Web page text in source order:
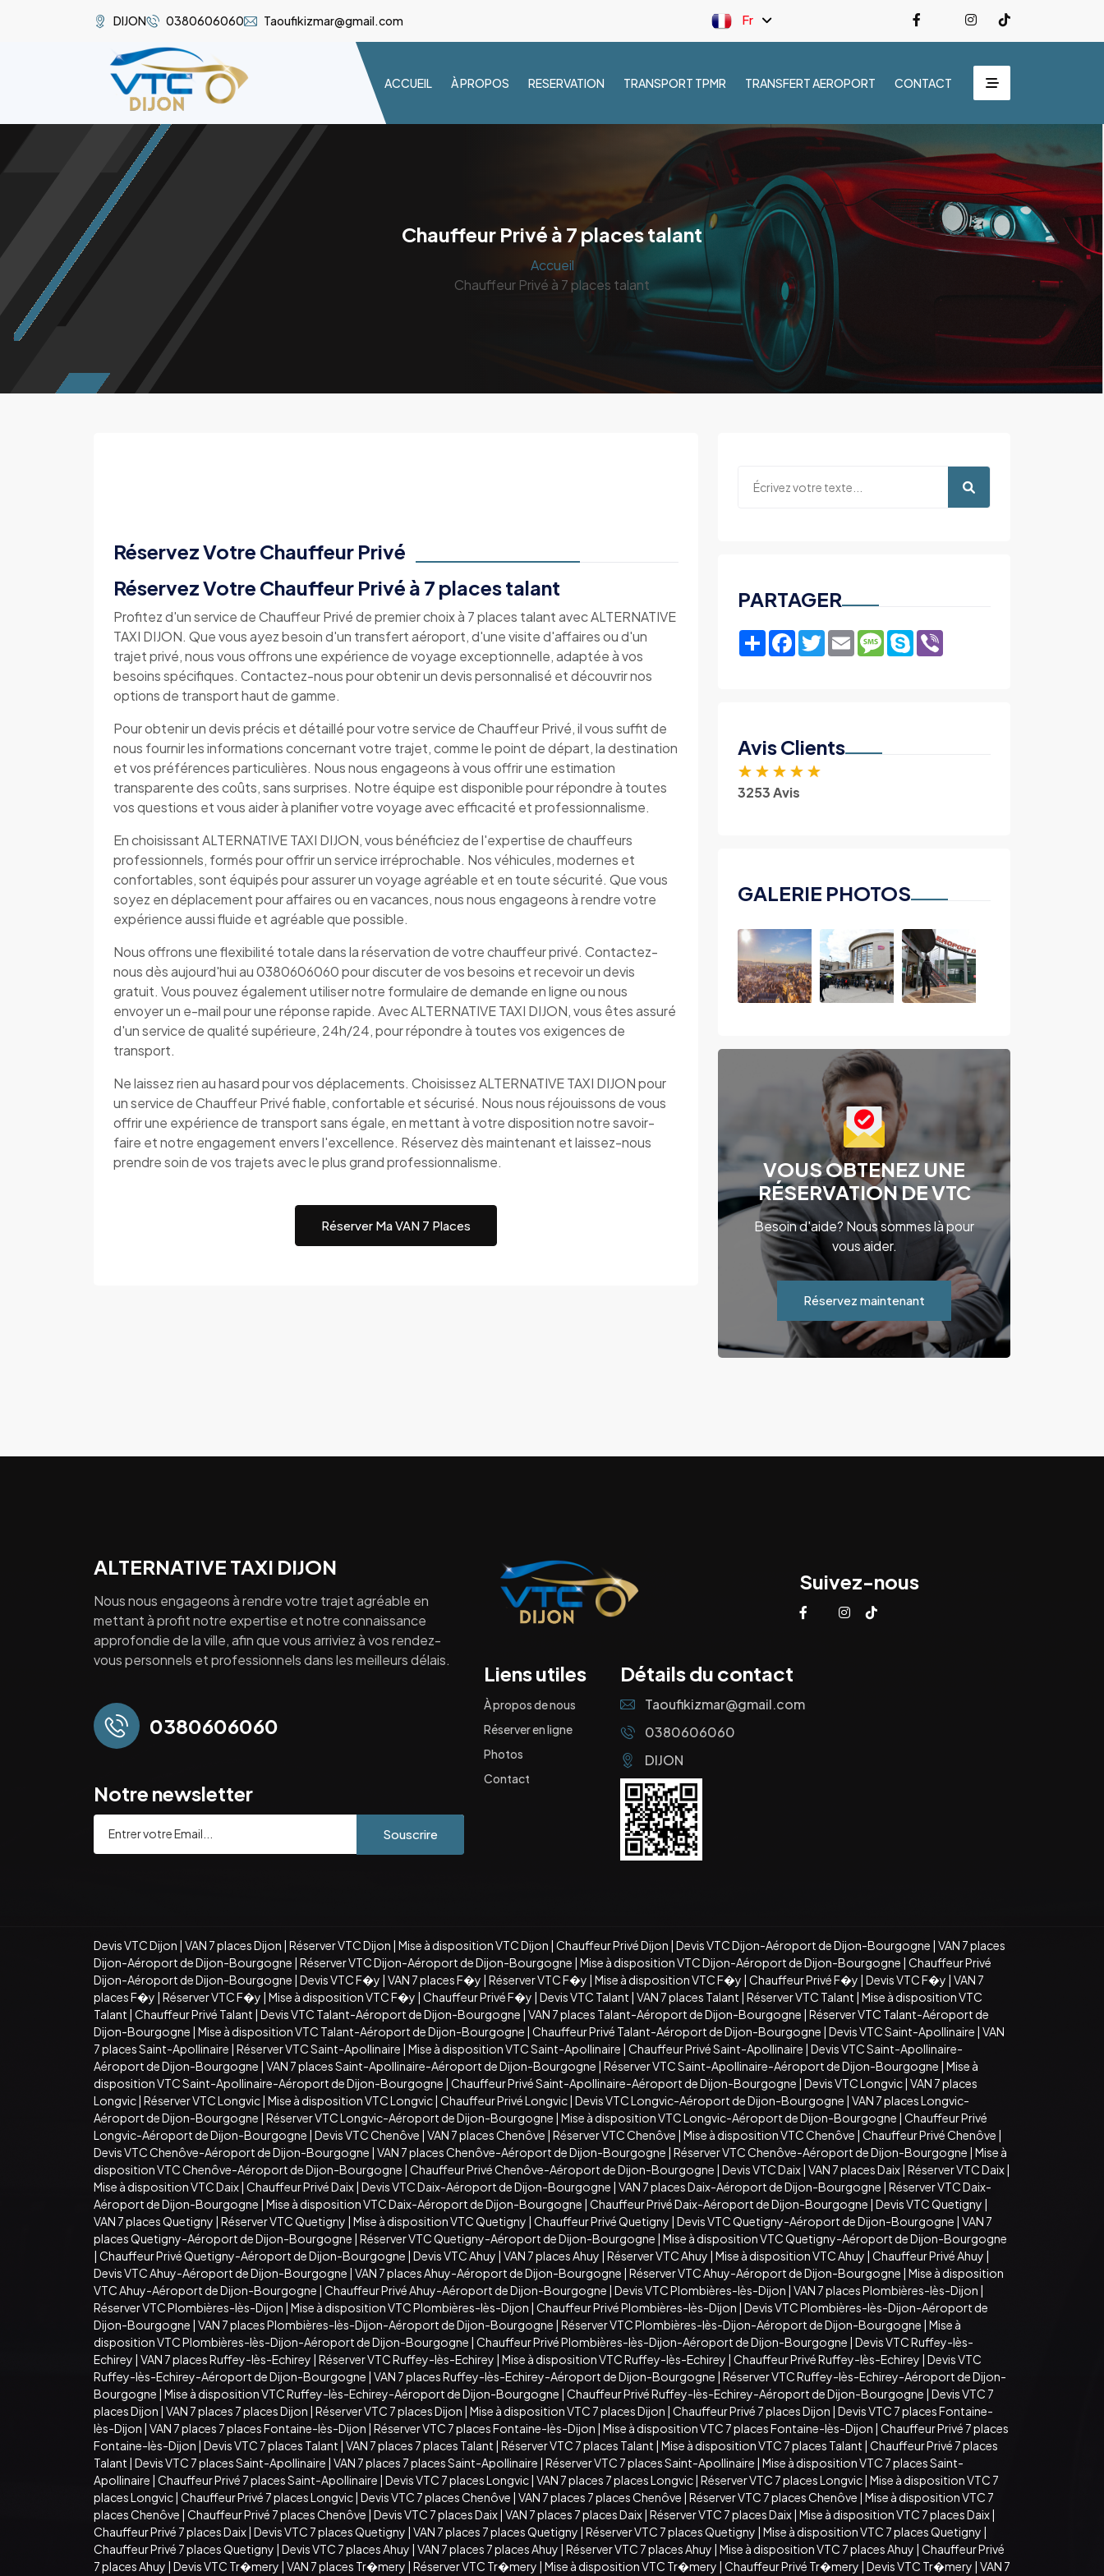
DIJON 0380606060 Taoufikizmar@gmail.com Fr
ACCUEIL À PROPOS RESERVATION TRANSPORT TPMR TRANSFERT AEROPORT CONTACT
Chauffeur Privé à 7 places talant
Accueil
Chauffeur Privé à 7 places talant
Réservez Votre Chauffeur Privé
Réservez Votre Chauffeur Privé à 7 places talant
Profitez d'un service de Chauffeur Privé de premier choix à 7 places talant avec ALTERNATIVE
TAXI DIJON. Que vous ayez besoin d'un transfert aéroport, d'une visite d'affaires ou d'un
trajet privé, nous vous offrons une expérience de voyage exceptionnelle, adaptée à vos
besoins spécifiques. Contactez-nous pour obtenir un devis personnalisé et découvrir nos
options de transport haut de gamme.
Pour obtenir un devis précis et détaillé pour votre service de Chauffeur Privé, il vous suffit de
nous fournir les informations concernant votre trajet, comme le point de départ, la destination
et vos préférences particulières. Nous nous engageons à vous offrir une estimation
transparente des coûts, sans surprises. Notre équipe est disponible pour répondre à toutes
vos questions et vous aider à planifier votre voyage avec efficacité et professionnalisme.
En choisissant ALTERNATIVE TAXI DIJON, vous bénéficiez de l'expertise de chauffeurs
professionnels, formés pour offrir un service irréprochable. Nos véhicules, modernes et
confortables, sont équipés pour assurer un voyage agréable et en toute sécurité. Que vous
soyez en déplacement pour affaires ou en vacances, nous nous engageons à rendre votre
expérience aussi fluide et agréable que possible.
Nous offrons une flexibilité totale dans la réservation de votre chauffeur privé. Contactez-
nous dès aujourd'hui au 0380606060 pour discuter de vos besoins et recevoir un devis
gratuit. Vous pouvez également utiliser notre formulaire de demande en ligne ou nous
envoyer un e-mail pour une réponse rapide. Avec ALTERNATIVE TAXI DIJON, vous êtes assuré
d'un service de qualité supérieure, 24h/24, pour répondre à toutes vos exigences de
transport.
Ne laissez rien au hasard pour vos déplacements. Choisissez ALTERNATIVE TAXI DIJON pour
un service de Chauffeur Privé fiable, confortable et sécurisé. Nous nous réjouissons de vous
offrir une expérience de transport sans égale, en mettant à votre disposition notre savoir-
faire et notre engagement envers l'excellence. Réservez dès maintenant et laissez-nous
prendre soin de vos trajets avec le plus grand professionnalisme.
Réserver Ma VAN 7 Places
PARTAGER
ShareFacebook
TwitterEmailMessage
Skype
Avis Clients
★ ★ ★ ★ ★
3253 Avis
GALERIE PHOTOS
VOUS OBTENEZ UNE
RÉSERVATION DE VTC
Besoin d'aide? Nous sommes là pour
vous aider.
Réservez maintenant
ALTERNATIVE TAXI DIJON
Nous nous engageons à rendre votre trajet agréable en
mettant à profit notre expertise et notre connaissance
approfondie de la ville, afin que vous arriviez à vos rendez-
vous personnels et professionnels dans les meilleurs délais.
0380606060
Notre newsletter
Souscrire
Suivez-nous
Liens utiles
À propos de nous
Réserver en ligne
Photos
Contact
Détails du contact
Taoufikizmar@gmail.com
0380606060
DIJON
Devis VTC Dijon | VAN 7 places Dijon | Réserver VTC Dijon | Mise à disposition VTC Dijon | Chauffeur Privé Dijon | Devis VTC Dijon-Aéroport de Dijon-Bourgogne | VAN 7 places
Dijon-Aéroport de Dijon-Bourgogne | Réserver VTC Dijon-Aéroport de Dijon-Bourgogne | Mise à disposition VTC Dijon-Aéroport de Dijon-Bourgogne | Chauffeur Privé
Dijon-Aéroport de Dijon-Bourgogne | Devis VTC F�y | VAN 7 places F�y | Réserver VTC F�y | Mise à disposition VTC F�y | Chauffeur Privé F�y | Devis VTC F�y | VAN 7
places F�y | Réserver VTC F�y | Mise à disposition VTC F�y | Chauffeur Privé F�y | Devis VTC Talant | VAN 7 places Talant | Réserver VTC Talant | Mise à disposition VTC
Talant | Chauffeur Privé Talant | Devis VTC Talant-Aéroport de Dijon-Bourgogne | VAN 7 places Talant-Aéroport de Dijon-Bourgogne | Réserver VTC Talant-Aéroport de
Dijon-Bourgogne | Mise à disposition VTC Talant-Aéroport de Dijon-Bourgogne | Chauffeur Privé Talant-Aéroport de Dijon-Bourgogne | Devis VTC Saint-Apollinaire | VAN
7 places Saint-Apollinaire | Réserver VTC Saint-Apollinaire | Mise à disposition VTC Saint-Apollinaire | Chauffeur Privé Saint-Apollinaire | Devis VTC Saint-Apollinaire-
Aéroport de Dijon-Bourgogne | VAN 7 places Saint-Apollinaire-Aéroport de Dijon-Bourgogne | Réserver VTC Saint-Apollinaire-Aéroport de Dijon-Bourgogne | Mise à
disposition VTC Saint-Apollinaire-Aéroport de Dijon-Bourgogne | Chauffeur Privé Saint-Apollinaire-Aéroport de Dijon-Bourgogne | Devis VTC Longvic| VAN 7 places
Longvic| Réserver VTC Longvic| Mise à disposition VTC Longvic| Chauffeur Privé Longvic| Devis VTC Longvic-Aéroport de Dijon-Bourgogne | VAN 7 places Longvic-
Aéroport de Dijon-Bourgogne | Réserver VTC Longvic-Aéroport de Dijon-Bourgogne | Mise à disposition VTC Longvic-Aéroport de Dijon-Bourgogne | Chauffeur Privé
Longvic-Aéroport de Dijon-Bourgogne | Devis VTC Chenôve | VAN 7 places Chenôve | Réserver VTC Chenôve | Mise à disposition VTC Chenôve | Chauffeur Privé Chenôve |
Devis VTC Chenôve-Aéroport de Dijon-Bourgogne | VAN 7 places Chenôve-Aéroport de Dijon-Bourgogne | Réserver VTC Chenôve-Aéroport de Dijon-Bourgogne | Mise à
disposition VTC Chenôve-Aéroport de Dijon-Bourgogne | Chauffeur Privé Chenôve-Aéroport de Dijon-Bourgogne | Devis VTC Daix| VAN 7 places Daix| Réserver VTC Daix|
Mise à disposition VTC Daix| Chauffeur Privé Daix| Devis VTC Daix-Aéroport de Dijon-Bourgogne | VAN 7 places Daix-Aéroport de Dijon-Bourgogne | Réserver VTC Daix-
Aéroport de Dijon-Bourgogne | Mise à disposition VTC Daix-Aéroport de Dijon-Bourgogne | Chauffeur Privé Daix-Aéroport de Dijon-Bourgogne | Devis VTC Quetigny |
VAN 7 places Quetigny | Réserver VTC Quetigny | Mise à disposition VTC Quetigny | Chauffeur Privé Quetigny | Devis VTC Quetigny-Aéroport de Dijon-Bourgogne | VAN 7
places Quetigny-Aéroport de Dijon-Bourgogne | Réserver VTC Quetigny-Aéroport de Dijon-Bourgogne | Mise à disposition VTC Quetigny-Aéroport de Dijon-Bourgogne
| Chauffeur Privé Quetigny-Aéroport de Dijon-Bourgogne | Devis VTC Ahuy | VAN 7 places Ahuy | Réserver VTC Ahuy | Mise à disposition VTC Ahuy | Chauffeur Privé Ahuy |
Devis VTC Ahuy-Aéroport de Dijon-Bourgogne | VAN 7 places Ahuy-Aéroport de Dijon-Bourgogne | Réserver VTC Ahuy-Aéroport de Dijon-Bourgogne | Mise à disposition
VTC Ahuy-Aéroport de Dijon-Bourgogne | Chauffeur Privé Ahuy-Aéroport de Dijon-Bourgogne | Devis VTC Plombières-lès-Dijon | VAN 7 places Plombières-lès-Dijon |
Réserver VTC Plombières-lès-Dijon | Mise à disposition VTC Plombières-lès-Dijon | Chauffeur Privé Plombières-lès-Dijon | Devis VTC Plombières-lès-Dijon-Aéroport de
Dijon-Bourgogne | VAN 7 places Plombières-lès-Dijon-Aéroport de Dijon-Bourgogne | Réserver VTC Plombières-lès-Dijon-Aéroport de Dijon-Bourgogne | Mise à
disposition VTC Plombières-lès-Dijon-Aéroport de Dijon-Bourgogne | Chauffeur Privé Plombières-lès-Dijon-Aéroport de Dijon-Bourgogne | Devis VTC Ruffey-lès-
Echirey | VAN 7 places Ruffey-lès-Echirey | Réserver VTC Ruffey-lès-Echirey | Mise à disposition VTC Ruffey-lès-Echirey | Chauffeur Privé Ruffey-lès-Echirey | Devis VTC
Ruffey-lès-Echirey-Aéroport de Dijon-Bourgogne | VAN 7 places Ruffey-lès-Echirey-Aéroport de Dijon-Bourgogne | Réserver VTC Ruffey-lès-Echirey-Aéroport de Dijon-
Bourgogne | Mise à disposition VTC Ruffey-lès-Echirey-Aéroport de Dijon-Bourgogne | Chauffeur Privé Ruffey-lès-Echirey-Aéroport de Dijon-Bourgogne | Devis VTC 7
places Dijon | VAN 7 places 7 places Dijon | Réserver VTC 7 places Dijon | Mise à disposition VTC 7 places Dijon | Chauffeur Privé 7 places Dijon | Devis VTC 7 places Fontaine-
lès-Dijon | VAN 7 places 7 places Fontaine-lès-Dijon | Réserver VTC 7 places Fontaine-lès-Dijon | Mise à disposition VTC 7 places Fontaine-lès-Dijon | Chauffeur Privé 7 places
Fontaine-lès-Dijon | Devis VTC 7 places Talant | VAN 7 places 7 places Talant | Réserver VTC 7 places Talant | Mise à disposition VTC 7 places Talant | Chauffeur Privé 7 places
Talant | Devis VTC 7 places Saint-Apollinaire | VAN 7 places 7 places Saint-Apollinaire | Réserver VTC 7 places Saint-Apollinaire | Mise à disposition VTC 7 places Saint-
Apollinaire | Chauffeur Privé 7 places Saint-Apollinaire | Devis VTC 7 places Longvic| VAN 7 places 7 places Longvic| Réserver VTC 7 places Longvic| Mise à disposition VTC 7
places Longvic| Chauffeur Privé 7 places Longvic| Devis VTC 7 places Chenôve | VAN 7 places 7 places Chenôve | Réserver VTC 7 places Chenôve | Mise à disposition VTC 7
places Chenôve | Chauffeur Privé 7 places Chenôve | Devis VTC 7 places Daix| VAN 7 places 7 places Daix| Réserver VTC 7 places Daix| Mise à disposition VTC 7 places Daix|
Chauffeur Privé 7 places Daix| Devis VTC 7 places Quetigny | VAN 7 places 7 places Quetigny | Réserver VTC 7 places Quetigny | Mise à disposition VTC 7 places Quetigny |
Chauffeur Privé 7 places Quetigny | Devis VTC 7 places Ahuy | VAN 7 places 7 places Ahuy | Réserver VTC 7 places Ahuy | Mise à disposition VTC 7 places Ahuy | Chauffeur Privé
7 places Ahuy | Devis VTC Tr�mery | VAN 7 places Tr�mery | Réserver VTC Tr�mery | Mise à disposition VTC Tr�mery | Chauffeur Privé Tr�mery | Devis VTC Tr�mery | VAN 7